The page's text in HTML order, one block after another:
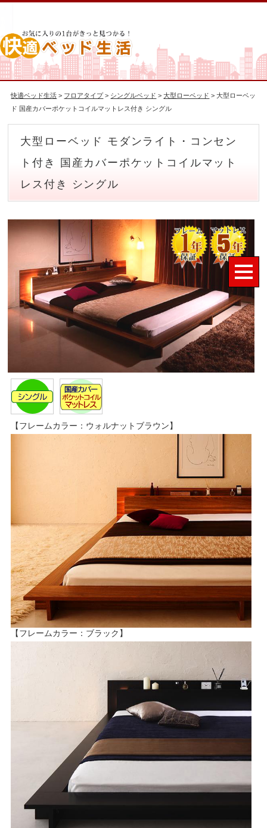
快適ベッド生活 > フロアタイプ > シングルベッド >大型ローベッド > 大型ローベッ
ド 国産カバーポケットコイルマットレス付き シングル
大型ローベッド モダンライト・コンセン
ト付き 国産カバーポケットコイルマット
レス付き シングル
【フレームカラー：ウォルナットブラウン】
【フレームカラー：ブラック】